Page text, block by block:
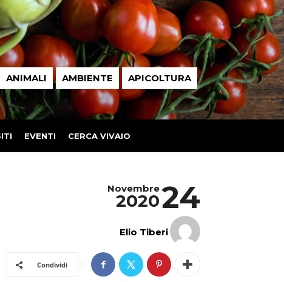
ANIMALI AMBIENTE APICOLTURA
EVENTI CERCA VIVAIO
24
Novembre
2020
Elio Tiberi
Condividi